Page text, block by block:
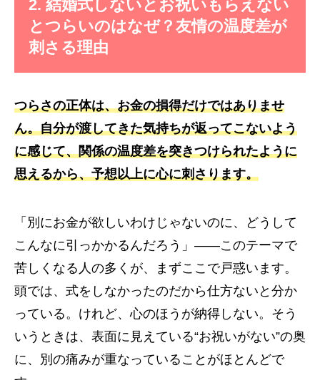
2. 結婚式しないとお祝いもらえない
とつらいのはなぜ？友情の温度差が
刺さる理由
つらさの正体は、お金の損得だけではありませ
ん。自分が渡してきた気持ちが返ってこないよう
に感じて、関係の温度差を突きつけられたように
思えるから、予想以上に心に刺さります。
「別にお金が欲しいわけじゃないのに、どうして
こんなに引っかかるんだろう」——このテーマで
苦しくなる人の多くが、まずここで戸惑います。
頭では、式をしなかったのだから仕方ないと分か
っている。けれど、心のほうが納得しない。そう
いうときは、表面に見えている“お祝いがない”の奥
に、別の痛みが重なっていることがほとんどで